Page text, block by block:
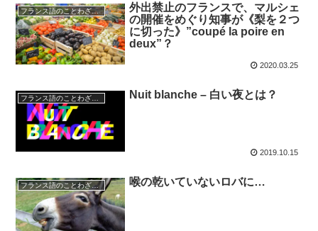
フランス語のことわざ・慣用句
外出禁止のフランスで、マルシェ
の開催をめぐり知事が《梨を２つ
に切った》”coupé la poire en
deux”？
2020.03.25
Nuit blanche – 白い夜とは？
2019.10.15
フランス語のことわざ・慣用句 喉の乾いていないロバに…